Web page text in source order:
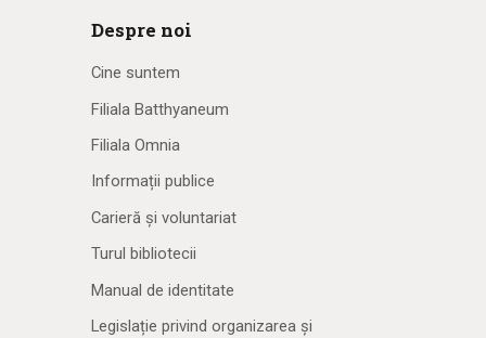
Despre noi
Cine suntem
Filiala Batthyaneum
Filiala Omnia
Informații publice
Carieră și voluntariat
Turul bibliotecii
Manual de identitate
Legislație privind organizarea și